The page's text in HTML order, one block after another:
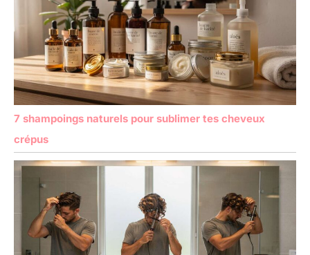
7 shampoings naturels pour sublimer tes cheveux
crépus